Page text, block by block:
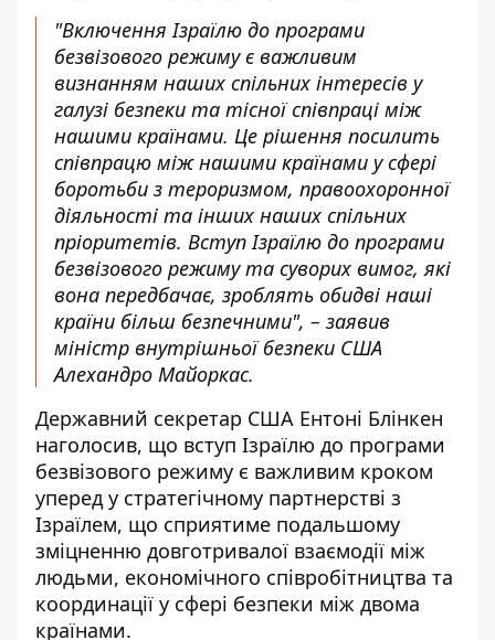
"Включення Ізраїлю до програми
безвізового режиму є важливим
визнанням наших спільних інтересів у
галузі безпеки та тісної співпраці між
нашими країнами. Це рішення посилить
співпрацю між нашими країнами у сфері
боротьби з тероризмом, правоохоронної
діяльності та інших наших спільних
пріоритетів. Вступ Ізраїлю до програми
безвізового режиму та суворих вимог, які
вона передбачає, зроблять обидві наші
країни більш безпечними", – заявив
міністр внутрішньої безпеки США
Алехандро Майоркас.
Державний секретар США Ентоні Блінкен
наголосив, що вступ Ізраїлю до програми
безвізового режиму є важливим кроком
уперед у стратегічному партнерстві з
Ізраїлем, що сприятиме подальшому
зміцненню довготривалої взаємодії між
людьми, економічного співробітництва та
координації у сфері безпеки між двома
країнами.